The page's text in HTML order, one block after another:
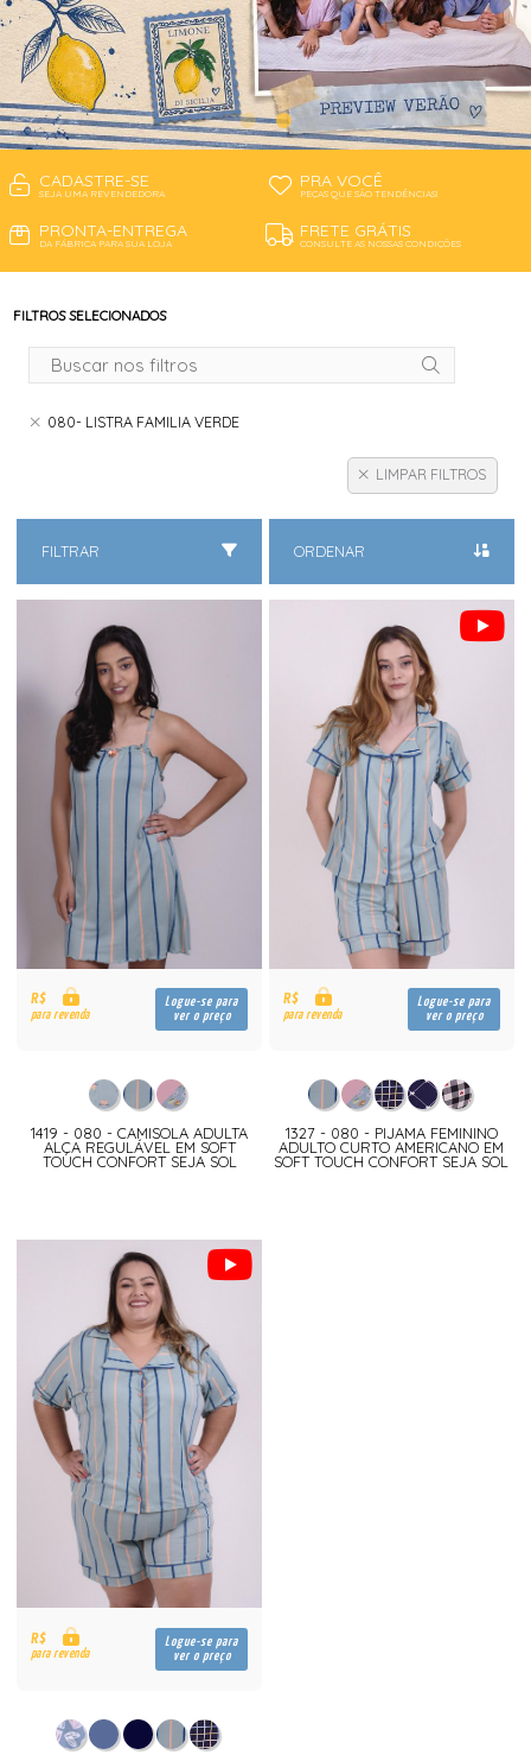
CADASTRE-SE
SEJA UMA REVENDEDORA
PRA VOCÊ
PEÇAS QUE SÃO TENDÊNCIAS!
PRONTA-ENTREGA
DA FÁBRICA PARA SUA LOJA
FRETE GRÁTIS
CONSULTE AS NOSSAS CONDIÇÕES
FILTROS SELECIONADOS
080- LISTRA FAMILIA VERDE
LIMPAR FILTROS
FILTRAR ORDENAR
R$
para revenda
Logue-se para
ver o preço
1419 - 080 - CAMISOLA ADULTA
ALÇA REGULÁVEL EM SOFT
TOUCH CONFORT SEJA SOL
R$
para revenda
Logue-se para
ver o preço
1327 - 080 - PIJAMA FEMININO
ADULTO CURTO AMERICANO EM
SOFT TOUCH CONFORT SEJA SOL
R$
para revenda
Logue-se para
ver o preço